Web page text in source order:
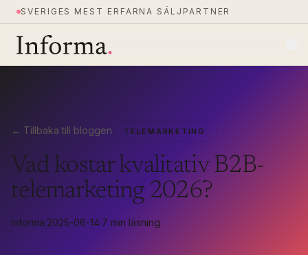
SVERIGES MEST ERFARNA SÄLJPARTNER
← Tillbaka till bloggen TELEMARKETING
Vad kostar kvalitativ B2B-
telemarketing 2026?
Informa·2025-06-14·7 min läsning